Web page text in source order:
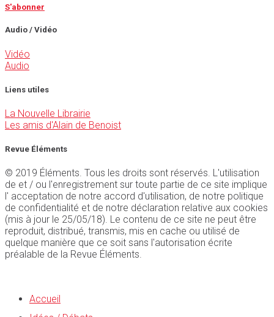
S'abonner
Audio / Vidéo
Vidéo
Audio
Liens utiles
La Nouvelle Librairie
Les amis d'Alain de Benoist
Revue Éléments
© 2019 Éléments. Tous les droits sont réservés. L'utilisation
de et / ou l'enregistrement sur toute partie de ce site implique
l' acceptation de notre accord d'utilisation, de notre politique
de confidentialité et de notre déclaration relative aux cookies
(mis à jour le 25/05/18). Le contenu de ce site ne peut être
reproduit, distribué, transmis, mis en cache ou utilisé de
quelque manière que ce soit sans l'autorisation écrite
préalable de la Revue Éléments.
Accueil